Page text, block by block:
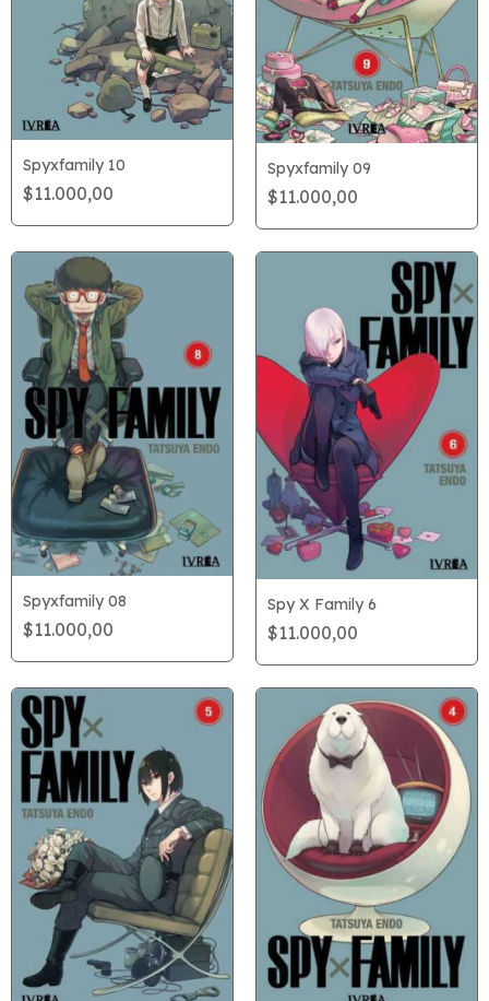
Spyxfamily 10
$11.000,00
Spyxfamily 09
$11.000,00
Spyxfamily 08
$11.000,00
Spy X Family 6
$11.000,00